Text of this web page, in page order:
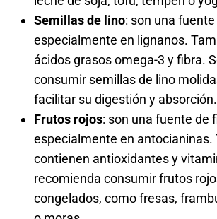
Semillas de lino: son una
especialmente en lignanos.
ácidos grasos omega-3 y fibra.
consumir semillas de lino
facilitar su digestión y absorción.
Frutos rojos: son una fuente de
especialmente en antocianinas.
contienen antioxidantes y
recomienda consumir frutos
congelados, como fresas,